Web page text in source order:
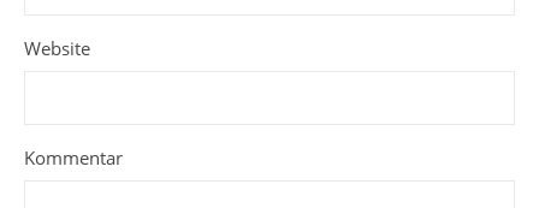
Website
Kommentar